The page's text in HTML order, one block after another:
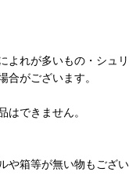
よれが多いもの・シュリ
合がございます。
はできません。
や箱等が無い物もござい